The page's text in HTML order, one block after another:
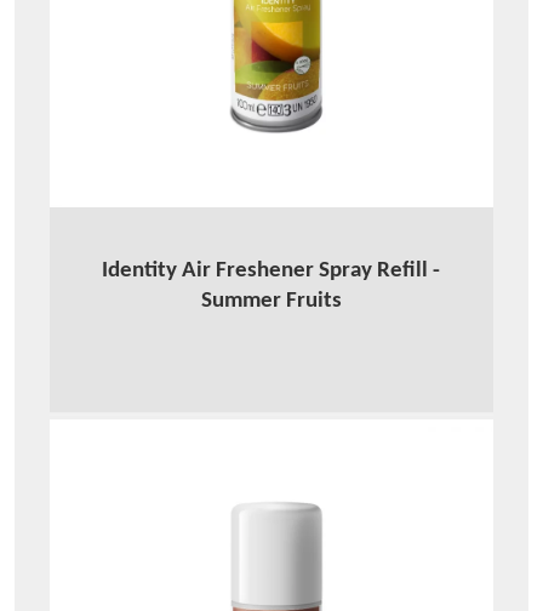
Identity Air Freshener Spray Refill -
Summer Fruits